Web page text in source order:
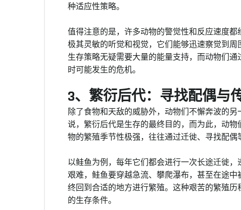
种适应性策略。
值得注意的是，许多动物的警觉性和反应速度
极其灵敏的听觉和视觉，它们能够迅速察觉到
生存策略无疑需要大量的能量支持，而动物们
时可能发生的危机。
3、繁衍后代：寻找配偶与
除了食物和天敌的威胁外，动物们不懈奔波的
说，繁衍后代是生存的最终目的，而为此，动
物的繁殖季节性极强，往往通过迁徙、寻找配偶
以鲑鱼为例，每年它们都会进行一次长途迁徙
艰难，鲑鱼要穿越急流、攀爬瀑布，甚至在途
终回到合适的地方进行繁殖。这种艰苦的繁殖
的生存条件。